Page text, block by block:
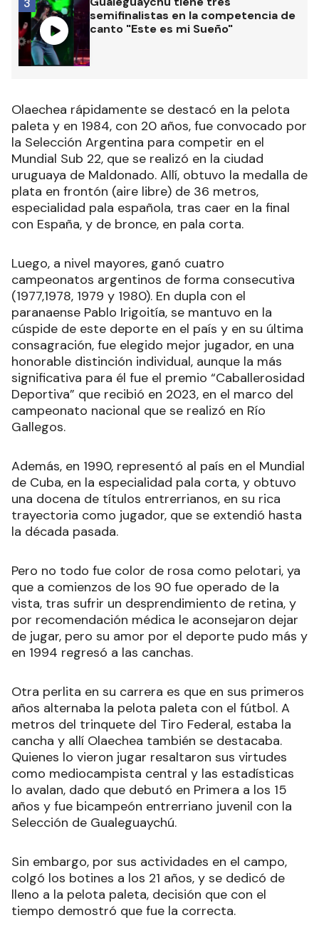
semifinalistas en la competencia de
canto "Este es mi Sueño"
3
Olaechea rápidamente se destacó en la pelota
paleta y en 1984, con 20 años, fue convocado por
la Selección Argentina para competir en el
Mundial Sub 22, que se realizó en la ciudad
uruguaya de Maldonado. Allí, obtuvo la medalla de
plata en frontón (aire libre) de 36 metros,
especialidad pala española, tras caer en la final
con España, y de bronce, en pala corta.
Luego, a nivel mayores, ganó cuatro
campeonatos argentinos de forma consecutiva
(1977,1978, 1979 y 1980). En dupla con el
paranaense Pablo Irigoitía, se mantuvo en la
cúspide de este deporte en el país y en su última
consagración, fue elegido mejor jugador, en una
honorable distinción individual, aunque la más
significativa para él fue el premio “Caballerosidad
Deportiva” que recibió en 2023, en el marco del
campeonato nacional que se realizó en Río
Gallegos.
Además, en 1990, representó al país en el Mundial
de Cuba, en la especialidad pala corta, y obtuvo
una docena de títulos entrerrianos, en su rica
trayectoria como jugador, que se extendió hasta
la década pasada.
Pero no todo fue color de rosa como pelotari, ya
que a comienzos de los 90 fue operado de la
vista, tras sufrir un desprendimiento de retina, y
por recomendación médica le aconsejaron dejar
de jugar, pero su amor por el deporte pudo más y
en 1994 regresó a las canchas.
Otra perlita en su carrera es que en sus primeros
años alternaba la pelota paleta con el fútbol. A
metros del trinquete del Tiro Federal, estaba la
cancha y allí Olaechea también se destacaba.
Quienes lo vieron jugar resaltaron sus virtudes
como mediocampista central y las estadísticas
lo avalan, dado que debutó en Primera a los 15
años y fue bicampeón entrerriano juvenil con la
Selección de Gualeguaychú.
Sin embargo, por sus actividades en el campo,
colgó los botines a los 21 años, y se dedicó de
lleno a la pelota paleta, decisión que con el
tiempo demostró que fue la correcta.